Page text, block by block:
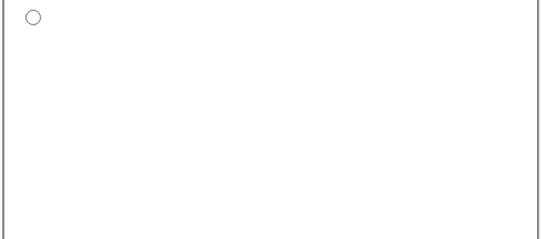
Sélectionnez une couleur